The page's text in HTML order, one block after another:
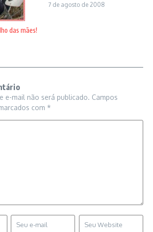
das mães!
7 de agosto de 2008
e-mail não será publicado. Campos
com *